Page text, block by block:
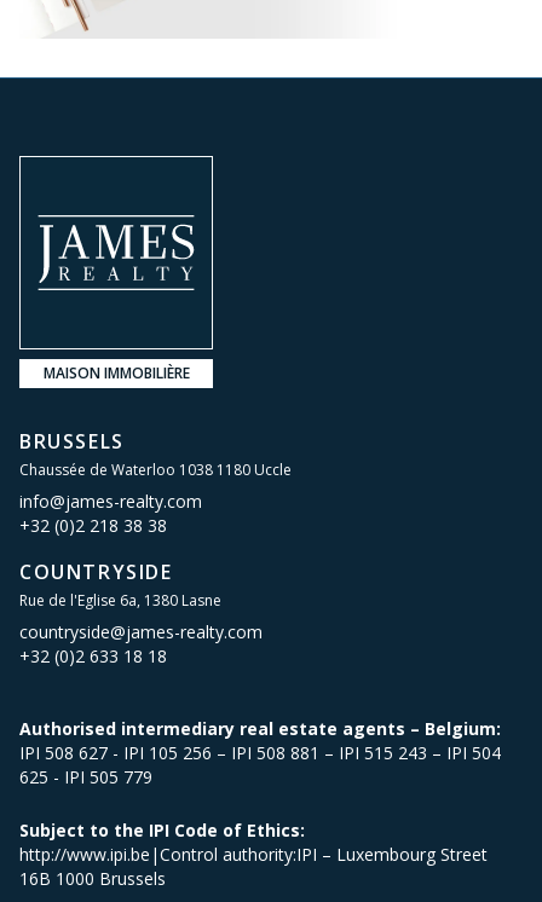
MAISON IMMOBILIÈRE
BRUSSELS
Chaussée de Waterloo 1038 1180 Uccle
info@james-realty.com
+32 (0)2 218 38 38
COUNTRYSIDE
Rue de l'Eglise 6a, 1380 Lasne
countryside@james-realty.com
+32 (0)2 633 18 18
Authorised intermediary real estate agents – Belgium:
IPI 508 627 - IPI 105 256 – IPI 508 881 – IPI 515 243 – IPI 504
625 - IPI 505 779
Subject to the IPI Code of Ethics:
http://www.ipi.be|Control authority:IPI – Luxembourg Street
16B 1000 Brussels